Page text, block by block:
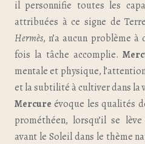
il personnifie toutes les
attribuées à ce signe de
Hermès, n’a aucun problème
fois la tâche accomplie.
mentale et physique,
et la subtilité à cultiver dans la
Mercure évoque les qualités
prométhéen, lorsqu’il se lève
avant le Soleil dans le thème